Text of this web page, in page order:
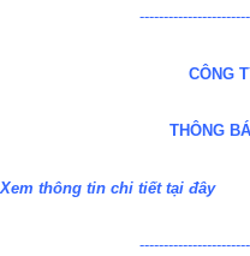
CÔNG
THÔNG
Xem thông tin chi tiết tại đây